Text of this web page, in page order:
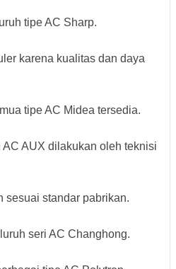
tipe AC Sharp.
karena kualitas dan daya
tipe AC Midea tersedia.
AUX dilakukan oleh teknisi
sesuai standar pabrikan.
seri AC Changhong.